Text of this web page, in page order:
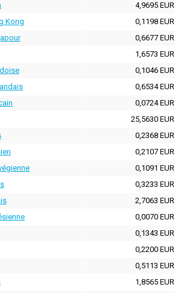
4,9695 EUR
Kong
0,1198 EUR
0,6677 EUR
1,6573 EUR
0,1046 EUR
0,6534 EUR
0,0724 EUR
25,5630 EUR
0,2368 EUR
0,2107 EUR
0,1091 EUR
0,3233 EUR
2,7063 EUR
0,0070 EUR
0,1343 EUR
0,2200 EUR
0,5113 EUR
1,8565 EUR